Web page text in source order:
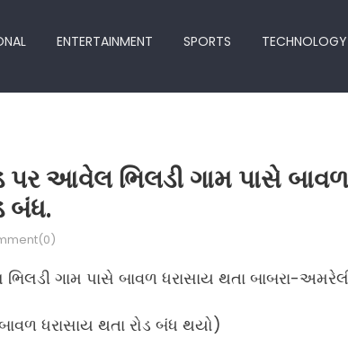
ENTERTAINMENT SPORTS TECHNOLOGY
પર આવેલ ભિલડી ગામ પાસે
બંધ.
ગામ પાસે બાવળ ધરાસાય થતા બાબરા-
ધરાસાય થતા રોડ બંધ થયો)